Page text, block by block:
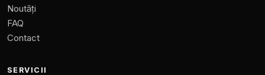
Noutăți
FAQ
Contact
SERVICII